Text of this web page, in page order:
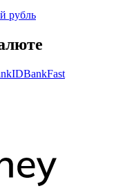
рубль
IDBankFast